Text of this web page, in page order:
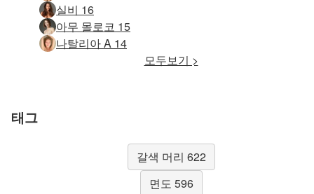
실비 16
아무 몰로코 15
나탈리아 A 14
모두보기 >
태그
갈색 머리 622
면도 596